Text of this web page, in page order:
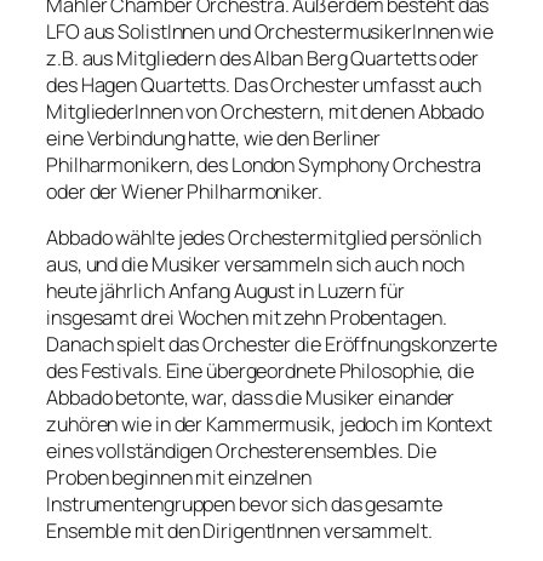
LFO aus SolistInnen und OrchestermusikerInnen wie
z.B. aus Mitgliedern des Alban Berg Quartetts oder
des Hagen Quartetts. Das Orchester umfasst auch
MitgliederInnen von Orchestern, mit denen Abbado
eine Verbindung hatte, wie den Berliner
Philharmonikern, des London Symphony Orchestra
oder der Wiener Philharmoniker.
Abbado wählte jedes Orchestermitglied persönlich
aus, und die Musiker versammeln sich auch noch
heute jährlich Anfang August in Luzern für
insgesamt drei Wochen mit zehn Probentagen.
Danach spielt das Orchester die Eröffnungskonzerte
des Festivals. Eine übergeordnete Philosophie, die
Abbado betonte, war, dass die Musiker einander
zuhören wie in der Kammermusik, jedoch im Kontext
eines vollständigen Orchesterensembles. Die
Proben beginnen mit einzelnen
Instrumentengruppen bevor sich das gesamte
Ensemble mit den DirigentInnen versammelt.